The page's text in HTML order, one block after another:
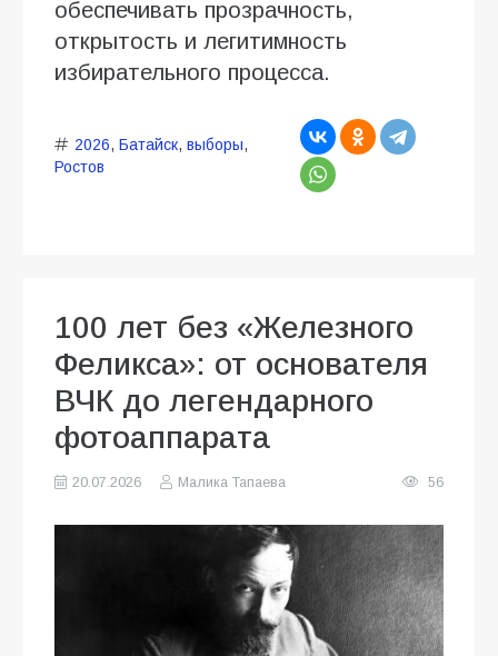
обеспечивать прозрачность,
открытость и легитимность
избирательного процесса.
2026, Батайск, выборы,
Ростов
100 лет без «Железного
Феликса»: от основателя
ВЧК до легендарного
фотоаппарата
20.07.2026 Малика Тапаева 56